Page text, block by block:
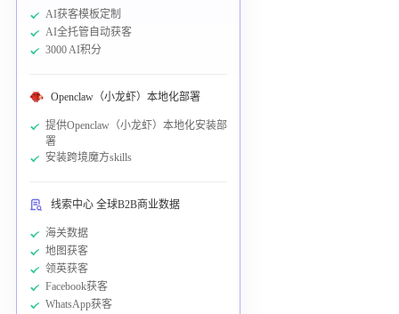
AI获客模板定制
AI全托管自动获客
3000 AI积分
Openclaw（小龙虾）本地化部署
提供Openclaw（小龙虾）本地化安装部
署
安装跨境魔方skills
线索中心 全球B2B商业数据
海关数据
地图获客
领英获客
Facebook获客
WhatsApp获客